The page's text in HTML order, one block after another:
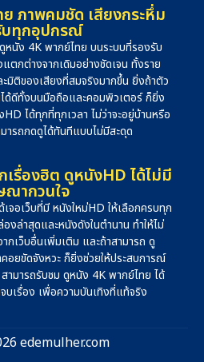
ภาพคมชัด เสียงกระหึ่ม
บทุกอุปกรณ์
หนัง 4K พากย์ไทย บนระบบที่รองรับ
ตกต่างจากเดิมอย่างชัดเจน ทั้งราย
มิติของเสียงที่สมจริงมากขึ้น ยิ่งถ้าตัว
ได้ดีทั้งบนมือถือและคอมพิวเตอร์ ก็ยิ่ง
ได้ทุกที่ทุกเวลา ไม่ว่าจะอยู่บ้านหรือ
ารถกดดูได้ทันทีแบบไม่มีสะดุด
รื่องฮิต ดูหนังHD ได้ไม่มี
ณากวนใจ
จอเว็บที่มี หนังใหม่HD ให้เลือกครบทุก
งล่าสุดและหนังดังในตำนาน ทำให้ไม่
กเว็บอื่นเพิ่มเติม และถ้าสามารถ ดู
ยขัดจังหวะ ก็ยิ่งช่วยให้ประสบการณ์
ามารถรับชม ดูหนัง 4K พากย์ไทย ได้
บเรื่อง เพื่อความบันเทิงที่แท้จริง
edemulher.com